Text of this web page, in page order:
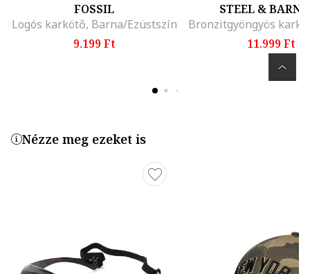
FOSSIL
Logós karkötő, Barna/Ezüstszín
9.199 Ft
STEEL &
11.999 Ft
Nézze meg ezeket is